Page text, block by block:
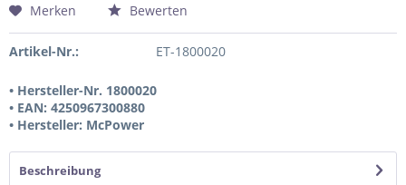
Merken Bewerten
Artikel-Nr.: ET-1800020
• Hersteller-Nr. 1800020
• EAN: 4250967300880
• Hersteller: McPower
Beschreibung